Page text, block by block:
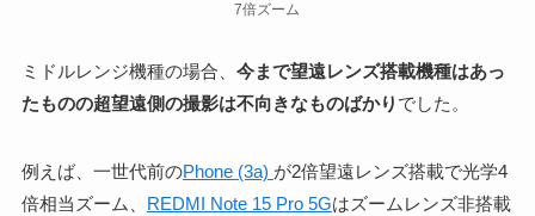
7倍ズーム
ミドルレンジ機種の場合、 今まで望遠レンズ搭載機種はあっ
たものの超望遠側の撮影は不向きなものばかり でした。
例えば、一世代前のPhone (3a) が2倍望遠レンズ搭載で光学4
倍相当ズーム、 REDMI Note 15 Pro 5Gはズームレンズ非搭載